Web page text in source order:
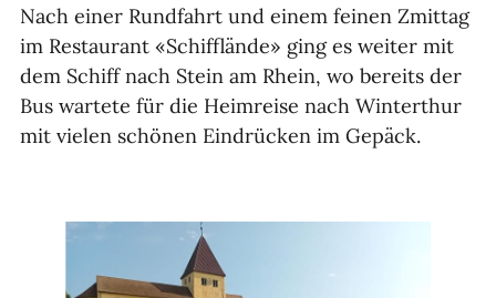
Nach einer Rundfahrt und einem feinen Zmittag
im Restaurant «Schifflände» ging es weiter mit
dem Schiff nach Stein am Rhein, wo bereits der
Bus wartete für die Heimreise nach Winterthur
mit vielen schönen Eindrücken im Gepäck.